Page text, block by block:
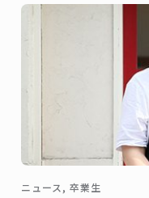
ニュース, 卒業生